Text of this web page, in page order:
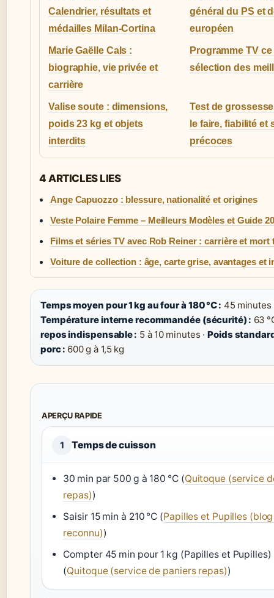
Calendrier, résultats et
médailles Milan-Cortina
général du PS et
européen
Marie Gaëlle Cals :
biographie, vie privée et
carrière
Programme TV
sélection des
Valise soute : dimensions,
poids 23 kg et objets
interdits
Test de
le faire, fiabilité et
précoces
4 ARTICLES LIES
Ange Capuozzo : blessure, nationalité et origines
Veste Polaire Femme – Meilleurs Modèles et Guide
Films et séries TV avec Rob Reiner : carrière et mort
Voiture de collection : âge, carte grise, avantages et
Temps moyen pour 1 kg au four à 180 °C : 45 minutes
Température interne recommandée (sécurité) : 63
repos indispensable : 5 à 10 minutes ·Poids
porc : 600 g à 1,5 kg
APERÇU RAPIDE
1 Temps de cuisson
30 min par 500 g à 180 °C (Quitoque (service
repas))
Saisir 15 min à 210 °C (Papilles et Pupilles
reconnu))
Compter 45 min pour 1 kg (Papilles et Pupilles)
(Quitoque (service de paniers repas))